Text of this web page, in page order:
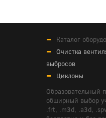
Каталог
Очистка
выбросов
Циклоны
Образовательный
обширный выбор
.frt, .m3d, .a3d,